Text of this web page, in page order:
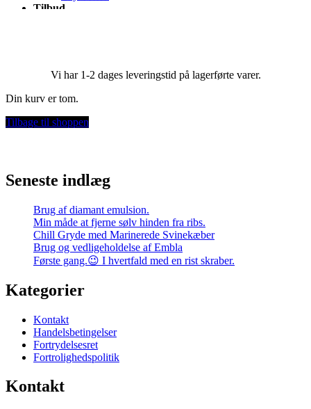
Tilbud
Vi har 1-2 dages leveringstid på lagerførte varer.
Din kurv er tom.
Tilbage til shoppen
Seneste indlæg
Brug af diamant emulsion.
Min måde at fjerne sølv hinden fra ribs.
Chill Gryde med Marinerede Svinekæber
Brug og vedligeholdelse af Embla
Første gang.😉 I hvertfald med en rist skraber.
Kategorier
Kontakt
Handelsbetingelser
Fortrydelsesret
Fortrolighedspolitik
Kontakt